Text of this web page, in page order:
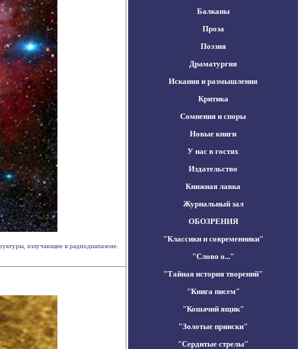
излучающие в радиодиапазоне.
Балканы
Проза
Поэзия
Драматургия
Искания и размышления
Критика
Сомнения и споры
Новые книги
У нас в гостях
Издательство
Книжная лавка
Журнальный зал
ОБОЗРЕНИЯ
"Классики и современники"
"Слово о..."
"Тайная история творений"
"Книга писем"
"Кошачий ящик"
"Золотые прииски"
"Сердитые стрелы"